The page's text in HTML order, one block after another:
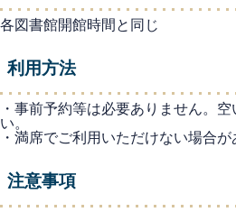
各図書館開館時間と同じ
利用方法
・事前予約等は必要ありません。
い。
・満席でご利用いただけない場合が
注意事項